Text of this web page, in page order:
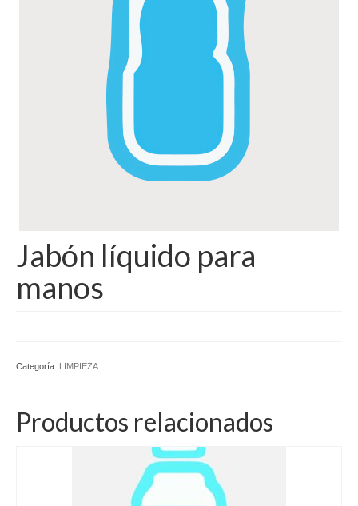
Jabón líquido para
manos
Categoría: LIMPIEZA
Productos relacionados